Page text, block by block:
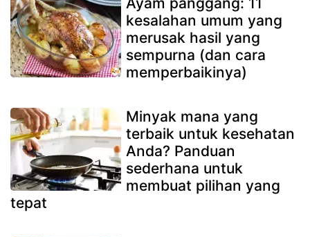
kesalahan umum yang
merusak hasil yang
sempurna (dan cara
memperbaikinya)
Minyak mana yang
terbaik untuk kesehatan
Anda? Panduan
sederhana untuk
membuat pilihan yang
tepat